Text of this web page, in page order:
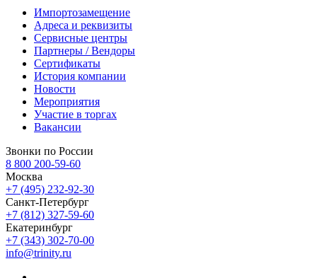
Импортозамещение
Адреса и реквизиты
Сервисные центры
Партнеры / Вендоры
Сертификаты
История компании
Новости
Мероприятия
Участие в торгах
Вакансии
Звонки по России
8 800 200-59-60
Москва
+7 (495) 232-92-30
Санкт-Петербург
+7 (812) 327-59-60
Екатеринбург
+7 (343) 302-70-00
info@trinity.ru